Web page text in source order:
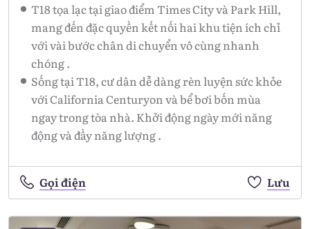
T18 tọa lạc tại giao điểm Times City và Park Hill,
mang đến đặc quyền kết nối hai khu tiện ích chỉ
với vài bước chân di chuyển vô cùng nhanh
chóng .
Sống tại T18, cư dân dễ dàng rèn luyện sức khỏe
với California Centuryon và bể bơi bốn mùa
ngay trong tòa nhà. Khởi động ngày mới năng
động và đầy năng lượng .
Gọi điện Lưu